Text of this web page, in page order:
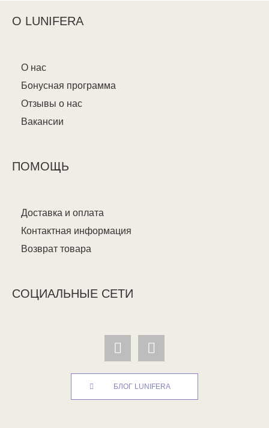
О LUNIFERA
О нас
Бонусная программа
Отзывы о нас
Вакансии
ПОМОЩЬ
Доставка и оплата
Контактная информация
Возврат товара
СОЦИАЛЬНЫЕ СЕТИ
БЛОГ LUNIFERA